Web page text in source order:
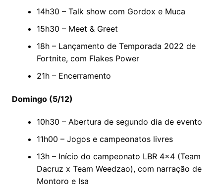
14h30 – Talk show com Gordox e Muca
15h30 – Meet & Greet
18h – Lançamento de Temporada 2022 de
Fortnite, com Flakes Power
21h – Encerramento
Domingo (5/12)
10h30 – Abertura de segundo dia de evento
11h00 – Jogos e campeonatos livres
13h – Início do campeonato LBR 4×4 (Team
Dacruz x Team Weedzao), com narração de
Montoro e Isa